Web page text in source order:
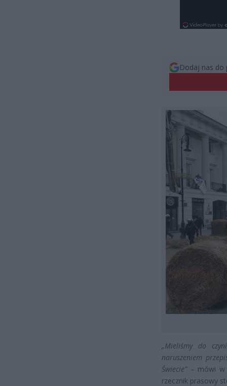
Dodaj nas do
„Mieliśmy do
naruszeniem
Świecie”– mówi w
rzecznik prasowy